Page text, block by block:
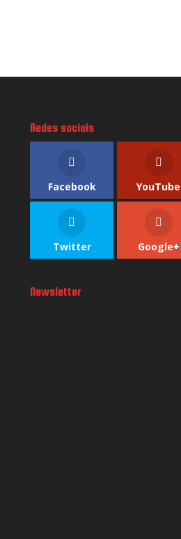
Redes sociais
Facebook YouTube
Twitter Google+
Newsletter